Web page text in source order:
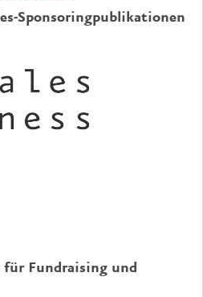
Sponsoringpublikationen
für Fundraising und